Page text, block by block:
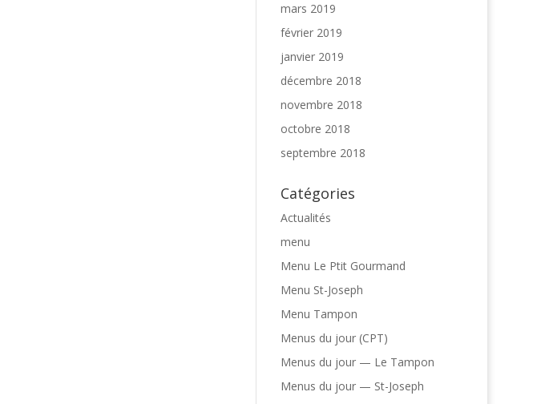
mars 2019
février 2019
janvier 2019
décembre 2018
novembre 2018
octobre 2018
septembre 2018
Catégories
Actualités
menu
Menu Le Ptit Gourmand
Menu St-Joseph
Menu Tampon
Menus du jour (CPT)
Menus du jour — Le Tampon
Menus du jour — St-Joseph